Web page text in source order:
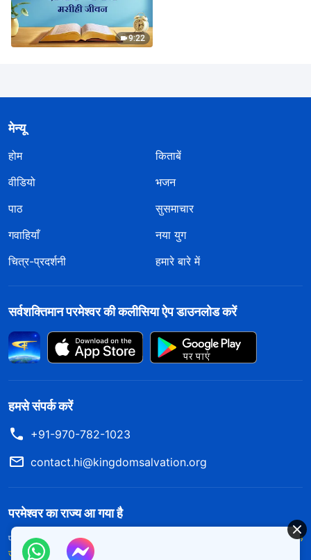
9:22
मेन्यू
होम
किताबें
वीडियो
भजन
पाठ
सुसमाचार
गवाहियाँ
नया युग
चित्र-प्रदर्शनी
हमारे बारे में
सर्वशक्तिमान परमेश्वर की कलीसिया ऐप डाउनलोड करें
हमसे संपर्क करें
+91-970-782-1023
contact.hi@kingdomsalvation.org
परमेश्वर का राज्य आ गया है
परमेश्वर का राज्य पृथ्वी पर आ गया है! क्या आप इसमें प्रवेश करना चाहते हैं?
और अधिक
जानें